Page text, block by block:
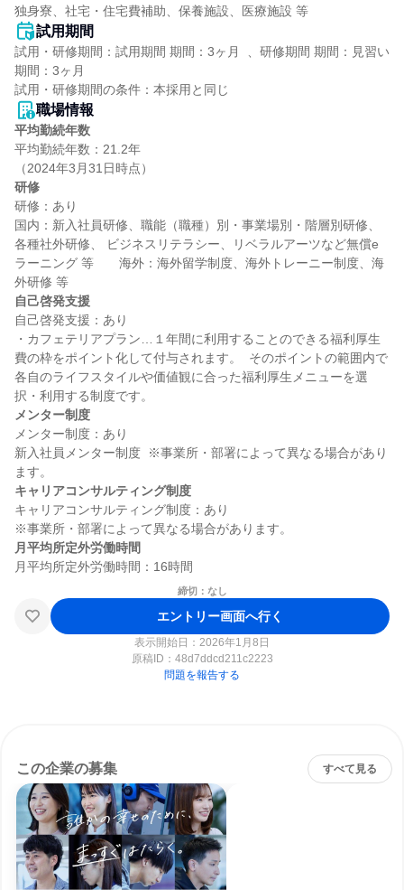
独身寮、社宅・住宅費補助、保養施設、医療施設 等
試用期間
試用・研修期間：試用期間 期間：3ヶ月  、研修期間 期間：見習い
期間：3ヶ月
職場情報
平均勤続年数
平均勤続年数：21.2年
研修
研修：あり
国内：新入社員研修、職能（職種）別・事業場別・階層別研修、
各種社外研修、 ビジネスリテラシー、リベラルアーツなど無償e
ラーニング 等　　海外：海外留学制度、海外トレーニー制度、海
自己啓発支援
自己啓発支援：あり
・カフェテリアプラン…１年間に利用することのできる福利厚生
費の枠をポイント化して付与されます。  そのポイントの範囲内で
各自のライフスタイルや価値観に合った福利厚生メニューを選
メンター制度
メンター制度：あり
新入社員メンター制度  ※事業所・部署によって異なる場合があり
キャリアコンサルティング制度
キャリアコンサルティング制度：あり
月平均所定外労働時間
締切：なし
エントリー画面へ行く
表示開始日：2026年1月8日
原稿ID： 48d7ddcd211c2223
問題を報告する
この企業の募集 すべて見る